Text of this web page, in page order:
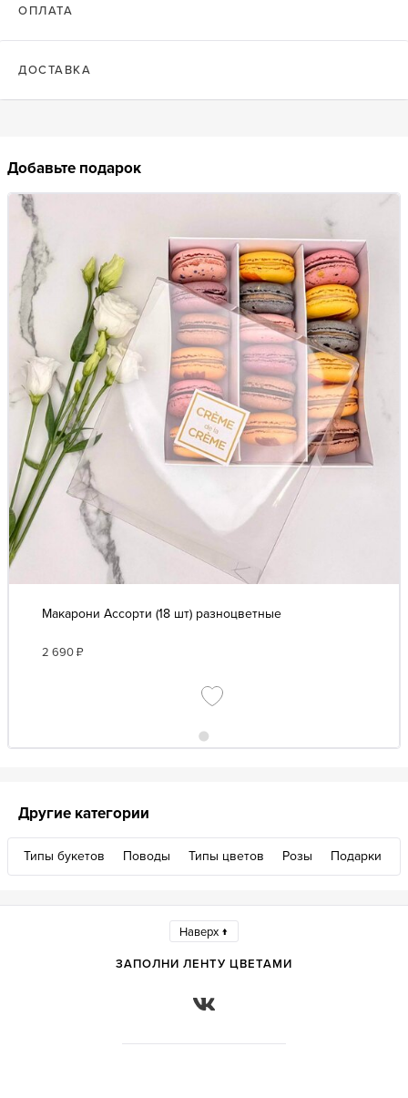
ОПЛАТА
ДОСТАВКА
Добавьте подарок
Макарони Ассорти (18 шт) разноцветные
2 690₽
Другие категории
Типы букетов Поводы Типы цветов Розы Подарки
ЗАПОЛНИ ЛЕНТУ ЦВЕТАМИ
Наверх ↑